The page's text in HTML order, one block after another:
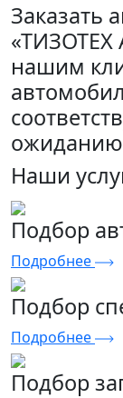
Заказать
«ТИЗОТЕХ
нашим
Наши
Подбор
Подробнее
Подбор
Подробнее
Подбор